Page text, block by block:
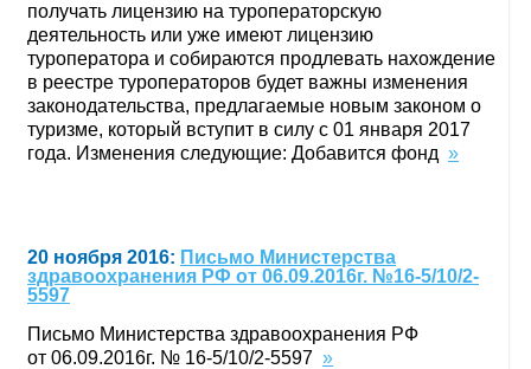
получать лицензию на туроператорскую
деятельность или уже имеют лицензию
туроператора и собираются продлевать нахождение
в реестре туроператоров будет важны изменения
законодательства, предлагаемые новым законом о
туризме, который вступит в силу с 01 января 2017
года. Изменения следующие: Добавится фонд »
20 ноября 2016: Письмо Министерства
здравоохранения РФ от 06.09.2016г. №16-5/10/2-
5597
Письмо Министерства здравоохранения РФ
от 06.09.2016г. № 16-5/10/2-5597 »